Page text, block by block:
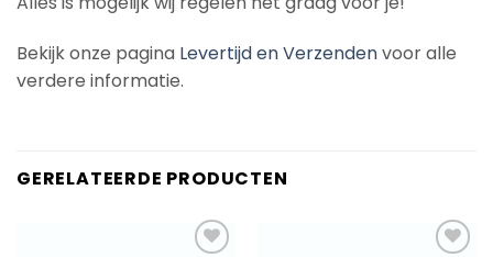
Bekijk onze pagina Levertijd en Verzendenvoor alle
verdere informatie.
GERELATEERDE PRODUCTEN